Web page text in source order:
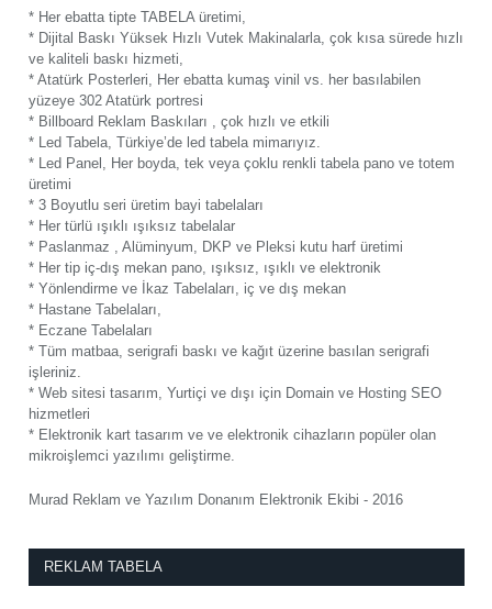
* Her ebatta tipte TABELA üretimi,
* Dijital Baskı Yüksek Hızlı Vutek Makinalarla, çok kısa sürede hızlı
ve kaliteli baskı hizmeti,
* Atatürk Posterleri, Her ebatta kumaş vinil vs. her basılabilen
yüzeye 302 Atatürk portresi
* Billboard Reklam Baskıları , çok hızlı ve etkili
* Led Tabela, Türkiye’de led tabela mimarıyız.
* Led Panel, Her boyda, tek veya çoklu renkli tabela pano ve totem
üretimi
* 3 Boyutlu seri üretim bayi tabelaları
* Her türlü ışıklı ışıksız tabelalar
* Paslanmaz , Alüminyum, DKP ve Pleksi kutu harf üretimi
* Her tip iç-dış mekan pano, ışıksız, ışıklı ve elektronik
* Yönlendirme ve İkaz Tabelaları, iç ve dış mekan
* Hastane Tabelaları,
* Eczane Tabelaları
* Tüm matbaa, serigrafi baskı ve kağıt üzerine basılan serigrafi
işleriniz.
* Web sitesi tasarım, Yurtiçi ve dışı için Domain ve Hosting SEO
hizmetleri
* Elektronik kart tasarım ve ve elektronik cihazların popüler olan
mikroişlemci yazılımı geliştirme.
Murad Reklam ve Yazılım Donanım Elektronik Ekibi - 2016
REKLAM TABELA